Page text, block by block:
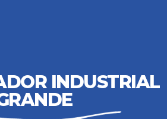
INDUSTRIAL